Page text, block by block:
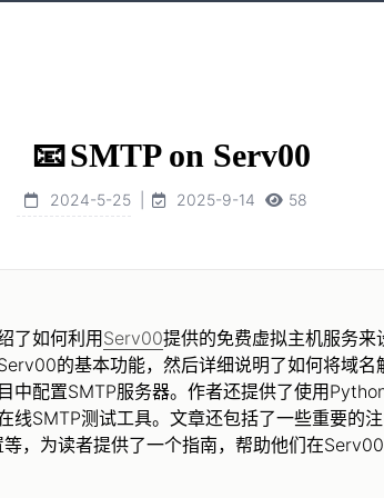
📧SMTP on Serv00
2024-5-25 2025-9-14
58
了如何利用 Serv00提供的免费虚拟主机服务来
的基本功能，然后详细说明了如何将域
中配置SMTP服务器。作者还提供了使用
线SMTP测试工具。文章还包括了一些重要的
，为读者提供了一个指南，帮助他们在